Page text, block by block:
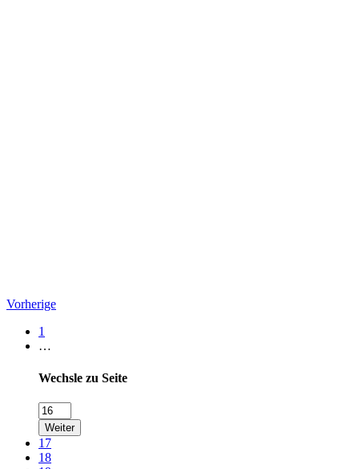
Vorherige
1
…
Wechsle zu Seite
Weiter
17
18